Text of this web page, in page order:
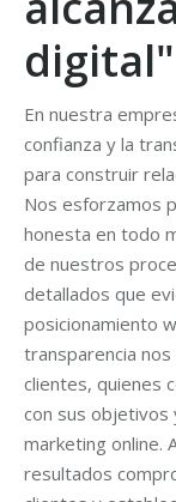
digital"
En nuestra
confianza y la
para construir
Nos esforzamos
honesta en todo
de nuestros
detallados que
posicionamiento
transparencia
clientes, quienes
con sus objetivos
marketing online.
resultados